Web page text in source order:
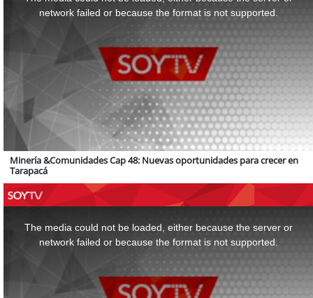
network failed or because the format is not supported.
Minería &Comunidades Cap 48: Nuevas oportunidades para crecer en
Tarapacá
The media could not be loaded, either because the server or
network failed or because the format is not supported.